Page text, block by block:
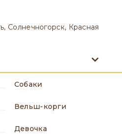
Солнечногорск, Красная
Собаки
Вельш-корги
девочка